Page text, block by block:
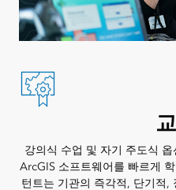
강의식 수업 및 자기 주도식
ArcGIS 소프트웨어를 빠르게
턴트는 기관의 즉각적, 단기적,